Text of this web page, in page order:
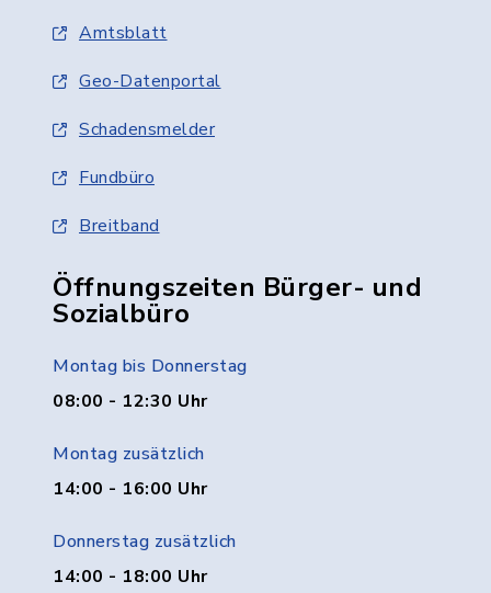
Amtsblatt
Geo-Datenportal
Schadensmelder
Fundbüro
Breitband
Öffnungszeiten Bürger- und
Sozialbüro
Montag bis Donnerstag
08:00 - 12:30 Uhr
Montag zusätzlich
14:00 - 16:00 Uhr
Donnerstag zusätzlich
14:00 - 18:00 Uhr